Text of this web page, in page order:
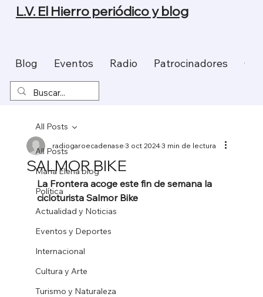
Blog Eventos Radio Patrocinadores
L.V. El Hierro periódico y blog
All Posts
Maria Elena blog
Política
Actualidad y Noticias
Eventos y Deportes
Internacional
Cultura y Arte
Turismo y Naturaleza
All Posts
SALMOR BIKE
radiogaroecadenase3 oct 20243 min de lectura
La Frontera acoge este fin de semana la
cicloturista Salmor Bike